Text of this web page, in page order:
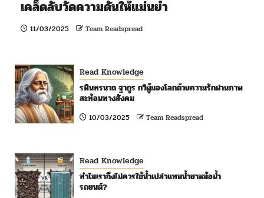
เคล็ดลับวัดความดันให้แม่นยำ
11/03/2025 Team Readspread
Read Knowledge
รพินทรนาถ ฐากูร กวีผู้มองโลกด้วยความรักผ่านภาพ
สะท้อนทางสังคม
10/03/2025 Team Readspread
Read Knowledge
ทำไมเราถึงไม่ควรใช้น้ำเปล่าแทนน้ำยาหม้อน้ำ
รถยนต์?